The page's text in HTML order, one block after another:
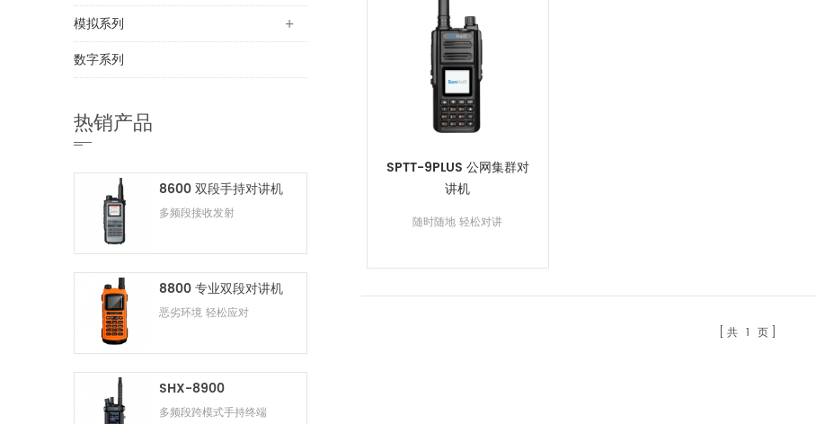
SPTT-9PLUS 公网集群对
讲机
随时随地 轻松对讲
共 1 页
模拟系列
数字系列
热销产品
8600 双段手持对讲机
多频段接收发射
8800 专业双段对讲机
恶劣环境 轻松应对
SHX-8900
多频段跨模式手持终端